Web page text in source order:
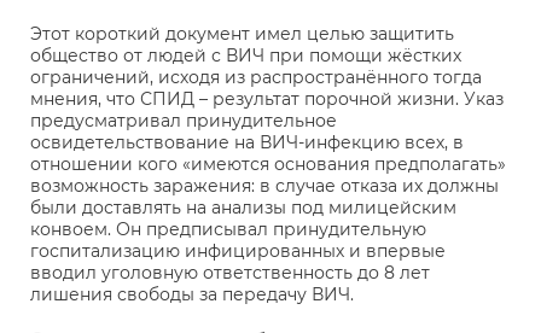
Этот короткий документ имел целью защитить
общество от людей с ВИЧ при помощи жёстких
ограничений, исходя из распространённого тогда
мнения, что СПИД – результат порочной жизни. Указ
предусматривал принудительное
освидетельствование на ВИЧ-инфекцию всех, в
отношении кого «имеются основания предполагать»
возможность заражения: в случае отказа их должны
были доставлять на анализы под милицейским
конвоем. Он предписывал принудительную
госпитализацию инфицированных и впервые
вводил уголовную ответственность до 8 лет
лишения свободы за передачу ВИЧ.